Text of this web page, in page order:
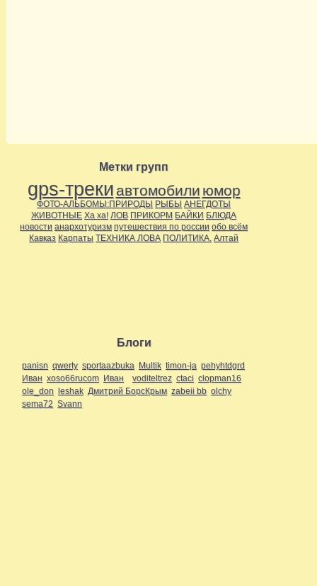
Метки групп
gps-треки автомобили юмор
ФОТО-АЛЬБОМЫ:ПРИРОДЫ РЫБЫ АНЕГДОТЫ
ЖИВОТНЫЕ Ха ха! ЛОВ ПРИКОРМ БАЙКИ БЛЮДА
новости анархотуризм путешествия по россии обо всём
Кавказ Карпаты ТЕХНИКА ЛОВА ПОЛИТИКА. Алтай
Блоги
panisn qwerty sportaazbuka Multik timon-ja pehyhtdgrd
Иван xoso66rucom Иван voditeltrez ctaci clopman16
ole_don leshak Дмитрий БорсКрым zabeii bb olchy
sema72 Svann